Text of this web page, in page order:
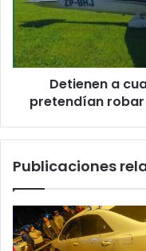
Detienen a
pretendían robar
Publicaciones